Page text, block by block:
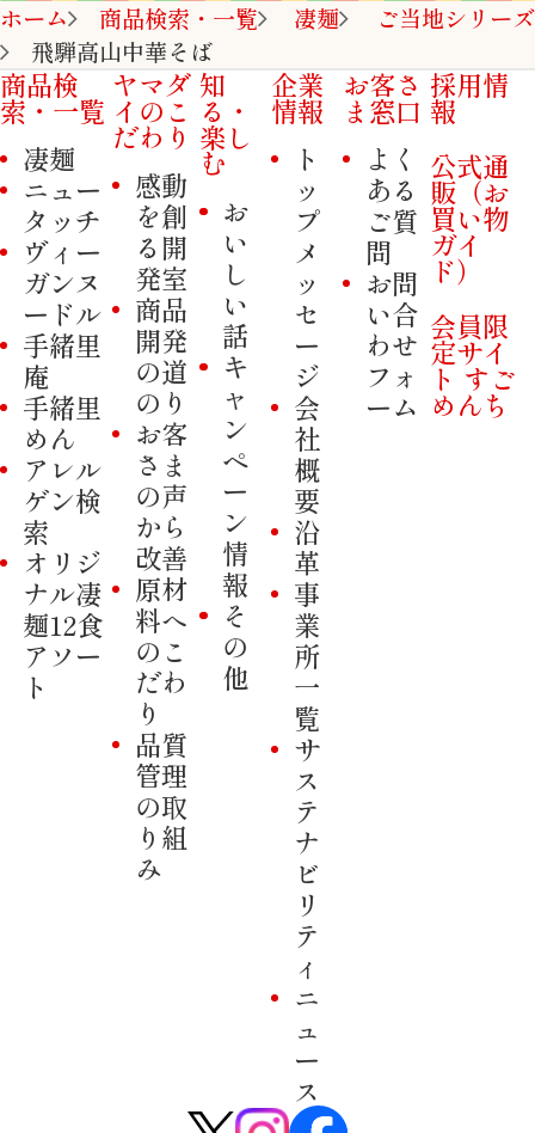
ホーム 商品検索・一覧 凄麺
ご当地シリーズ
飛騨高山中華そば
商品検
索・一覧
凄麺
ニュー
タッチ
ヴィー
ガンヌ
ードル
手緒里
庵
手緒里
めん
アレル
ゲン検
索
オリジ
ナル凄
麺12食
アソー
ト
ヤマダ
イのこ
だわり
感動
を創
る開
発室
商品
開発
の道
のり
お客
さま
の声
から
改善
原材
料へ
のこ
だわ
り
品質
管理
の取
り組
み
知
る・
楽し
む
お
い
し
い
話
キ
ャ
ン
ペ
ー
ン
情
報
そ
の
他
企業
情報
ト
ッ
プ
メ
ッ
セ
ー
ジ
会
社
概
要
沿
革
事
業
所
一
覧
サ
ス
テ
ナ
ビ
リ
テ
ィ
ニ
ュ
ー
ス
お客さ
ま窓口
よく
ある
ご質
問
お問
い合
わせ
フォ
ーム
採用情
報
公式通
販（お
買い物
ガイ
ド）
会員限
定サイ
ト すご
めんち